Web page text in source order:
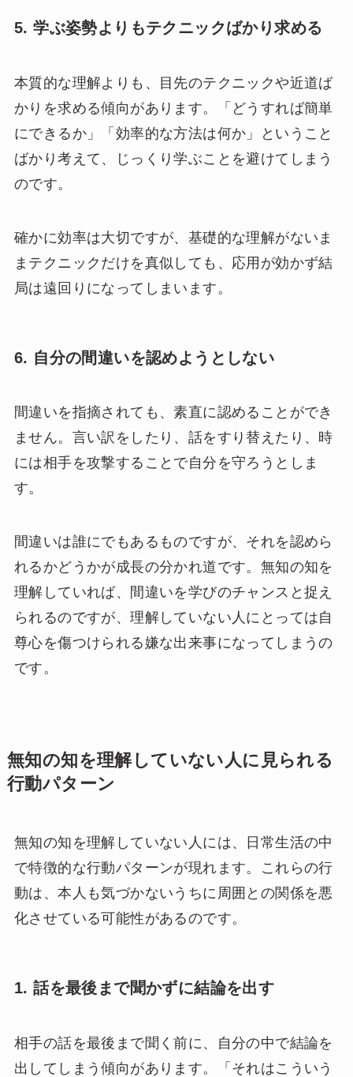
5. 学ぶ姿勢よりもテクニックばかり求める
本質的な理解よりも、目先のテクニックや近道ば
かりを求める傾向があります。「どうすれば簡単
にできるか」「効率的な方法は何か」ということ
ばかり考えて、じっくり学ぶことを避けてしまう
のです。
確かに効率は大切ですが、基礎的な理解がないま
まテクニックだけを真似しても、応用が効かず結
局は遠回りになってしまいます。
6. 自分の間違いを認めようとしない
間違いを指摘されても、素直に認めることができ
ません。言い訳をしたり、話をすり替えたり、時
には相手を攻撃することで自分を守ろうとしま
す。
間違いは誰にでもあるものですが、それを認めら
れるかどうかが成長の分かれ道です。無知の知を
理解していれば、間違いを学びのチャンスと捉え
られるのですが、理解していない人にとっては自
尊心を傷つけられる嫌な出来事になってしまうの
です。
無知の知を理解していない人に見られる
行動パターン
無知の知を理解していない人には、日常生活の中
で特徴的な行動パターンが現れます。これらの行
動は、本人も気づかないうちに周囲との関係を悪
化させている可能性があるのです。
1. 話を最後まで聞かずに結論を出す
相手の話を最後まで聞く前に、自分の中で結論を
出してしまう傾向があります。「それはこういう